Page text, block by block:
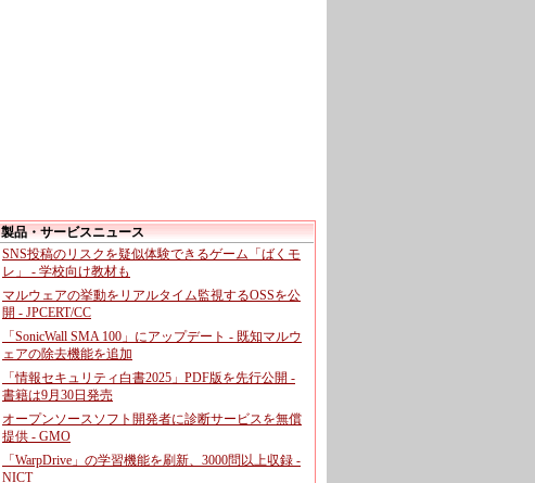
製品・サービスニュース
SNS投稿のリスクを疑似体験できるゲーム「ばくモ
レ」 - 学校向け教材も
マルウェアの挙動をリアルタイム監視するOSSを公
開 - JPCERT/CC
「SonicWall SMA 100」にアップデート - 既知マルウ
ェアの除去機能を追加
「情報セキュリティ白書2025」PDF版を先行公開 -
書籍は9月30日発売
オープンソースソフト開発者に診断サービスを無償
提供 - GMO
「WarpDrive」の学習機能を刷新、3000問以上収録 -
NICT